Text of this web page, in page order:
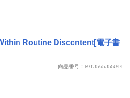
Routine Discontent[電子書
商品番号：9783565355044